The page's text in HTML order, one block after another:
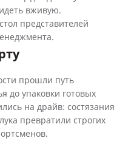
вживую.
представителей
прошли путь
до упаковки готовых
на драйв: состязания
превратили строгих